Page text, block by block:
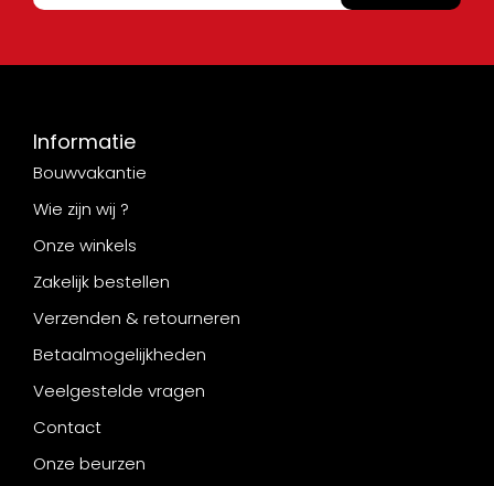
Informatie
Bouwvakantie
Wie zijn wij ?
Onze winkels
Zakelijk bestellen
Verzenden & retourneren
Betaalmogelijkheden
Veelgestelde vragen
Contact
Onze beurzen